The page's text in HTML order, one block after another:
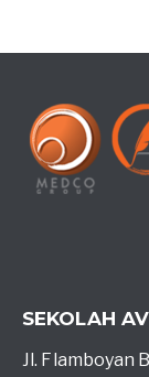
SEKOLAH
Jl. Flamboyan